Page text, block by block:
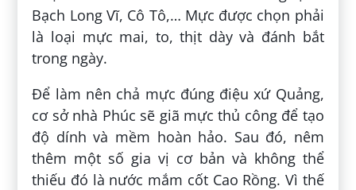
Bạch Long Vĩ, Cô Tô,… Mực được chọn phải
là loại mực mai, to, thịt dày và đánh bắt
trong ngày.
Để làm nên chả mực đúng điệu xứ Quảng,
cơ sở nhà Phúc sẽ giã mực thủ công để tạo
độ dính và mềm hoàn hảo. Sau đó, nêm
thêm một số gia vị cơ bản và không thể
thiếu đó là nước mắm cốt Cao Rồng. Vì thế